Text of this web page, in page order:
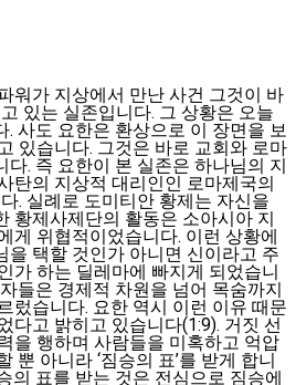
워가 지상에서 만난 사건 그것이 바
있는 실존입니다. 그 상황은 오늘
. 사도 요한은 환상으로 이 장면을 보
있습니다. 그것은 바로 교회와 로마
. 즉 요한이 본 실존은 하나님의 지
탄의 지상적 대리인인 로마제국의
. 실례로 도미티안 황제는 자신을
황제사제단의 활동은 소아시아 지
게 위협적이었습니다. 이런 상황에
을 택할 것인가 아니면 신이라고 주
가 하는 딜레마에 빠지게 되었습니
들은 경제적 차원을 넘어 목숨까지
렀습니다. 요한 역시 이런 이유 때문
다고 밝히고 있습니다(1:9). 거짓 선
을 행하며 사람들을 미혹하고 억압
뿐 아니라 ‘짐승의 표’를 받게 합니
승의 표를 받는 것은 전심으로 짐승에